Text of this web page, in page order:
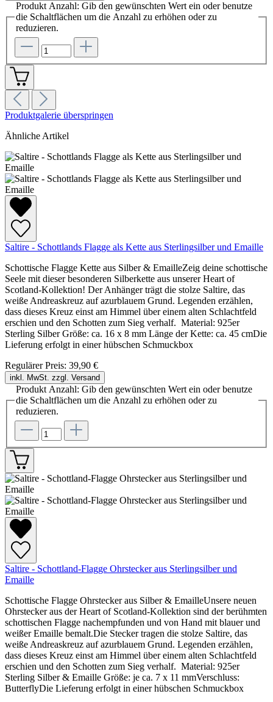
Produkt Anzahl: Gib den gewünschten Wert ein oder benutze
die Schaltflächen um die Anzahl zu erhöhen oder zu
reduzieren.
Produktgalerie überspringen
Ähnliche Artikel
Saltire - Schottlands Flagge als Kette aus Sterlingsilber und Emaille
Schottische Flagge Kette aus Silber & EmailleZeig deine schottische
Seele mit dieser besonderen Silberkette aus unserer Heart of
Scotland-Kollektion! Der Anhänger trägt die stolze Saltire, das
weiße Andreaskreuz auf azurblauem Grund. Legenden erzählen,
dass dieses Kreuz einst am Himmel über einem alten Schlachtfeld
erschien und den Schotten zum Sieg verhalf. Material: 925er
Sterling Silber Größe: ca. 16 x 8 mm Länge der Kette: ca. 45 cmDie
Lieferung erfolgt in einer hübschen Schmuckbox
Regulärer Preis: 39,90 €
inkl. MwSt. zzgl. Versand
Produkt Anzahl: Gib den gewünschten Wert ein oder benutze
die Schaltflächen um die Anzahl zu erhöhen oder zu
reduzieren.
Saltire - Schottland-Flagge Ohrstecker aus Sterlingsilber und
Emaille
Schottische Flagge Ohrstecker aus Silber & EmailleUnsere neuen
Ohrstecker aus der Heart of Scotland-Kollektion sind der berühmten
schottischen Flagge nachempfunden und von Hand mit blauer und
weißer Emaille bemalt.Die Stecker tragen die stolze Saltire, das
weiße Andreaskreuz auf azurblauem Grund. Legenden erzählen,
dass dieses Kreuz einst am Himmel über einem alten Schlachtfeld
erschien und den Schotten zum Sieg verhalf. Material: 925er
Sterling Silber & Emaille Größe: je ca. 7 x 11 mmVerschluss:
ButterflyDie Lieferung erfolgt in einer hübschen Schmuckbox